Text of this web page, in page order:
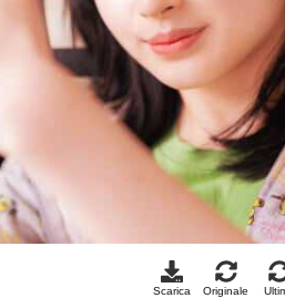
Scarica Originale